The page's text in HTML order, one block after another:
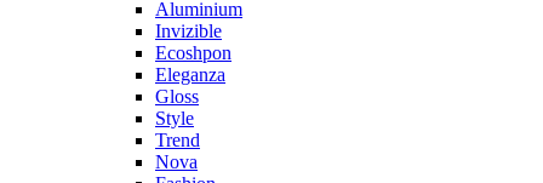
Aluminium
Invizible
Ecoshpon
Eleganza
Gloss
Style
Trend
Nova